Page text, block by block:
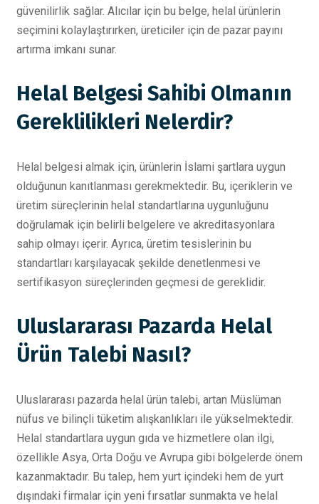
güvenilirlik sağlar. Alıcılar için bu belge, helal ürünlerin
seçimini kolaylaştırırken, üreticiler için de pazar payını
artırma imkanı sunar.
Helal Belgesi Sahibi Olmanın
Gereklilikleri Nelerdir?
Helal belgesi almak için, ürünlerin İslami şartlara uygun
olduğunun kanıtlanması gerekmektedir. Bu, içeriklerin ve
üretim süreçlerinin helal standartlarına uygunluğunu
doğrulamak için belirli belgelere ve akreditasyonlara
sahip olmayı içerir. Ayrıca, üretim tesislerinin bu
standartları karşılayacak şekilde denetlenmesi ve
sertifikasyon süreçlerinden geçmesi de gereklidir.
Uluslararası Pazarda Helal
Ürün Talebi Nasıl?
Uluslararası pazarda helal ürün talebi, artan Müslüman
nüfus ve bilinçli tüketim alışkanlıkları ile yükselmektedir.
Helal standartlara uygun gıda ve hizmetlere olan ilgi,
özellikle Asya, Orta Doğu ve Avrupa gibi bölgelerde önem
kazanmaktadır. Bu talep, hem yurt içindeki hem de yurt
dışındaki firmalar için yeni fırsatlar sunmakta ve helal